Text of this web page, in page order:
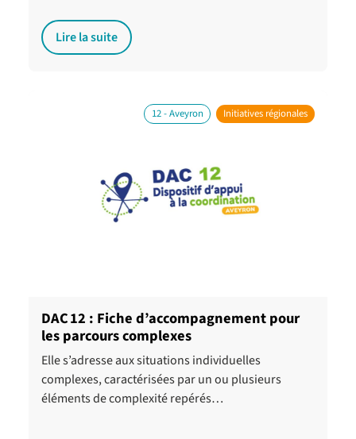
Lire la suite
12 - Aveyron Initiatives régionales
DAC 12 : Fiche d’accompagnement pour
les parcours complexes
Elle s’adresse aux situations individuelles
complexes, caractérisées par un ou plusieurs
éléments de complexité repérés…